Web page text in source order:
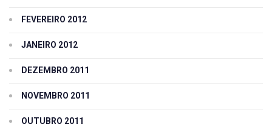
FEVEREIRO 2012
JANEIRO 2012
DEZEMBRO 2011
NOVEMBRO 2011
OUTUBRO 2011